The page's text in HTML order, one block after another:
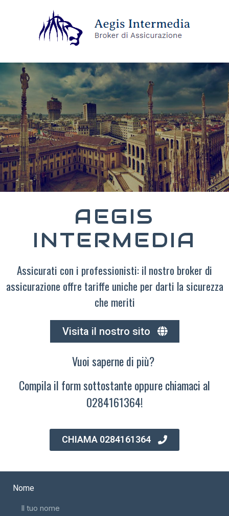
AEGIS
INTERMEDIA
Assicurati con i professionisti: il nostro broker di
assicurazione offre tariffe uniche per darti la sicurezza
che meriti
Visita il nostro sito
Vuoi saperne di più?
Compila il form sottostante oppure chiamaci al
0284161364!
CHIAMA 0284161364
Nome